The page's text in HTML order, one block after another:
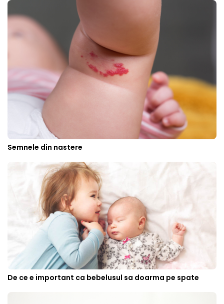
Semnele din nastere
De ce e important ca bebelusul sa doarma pe spate